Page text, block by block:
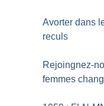
Avorter dans
reculs
Rejoingnez-
femmes